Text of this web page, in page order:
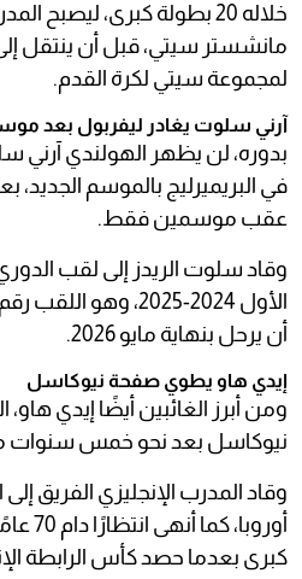
خلاله 20 بطولة كبرى، ليصبح
مانشستر سيتي، قبل أن ينتقل
لمجموعة سيتي لكرة القدم.
آرني سلوت يغادر ليفربول بعد
بدوره، لن يظهر الهولندي آرني
في البريميرليج بالموسم الجديد،
عقب موسمين فقط.
وقاد سلوت الريدز إلى لقب
أن يرحل بنهاية مايو 2026.
إيدي هاو يطوي صفحة نيوكاسل
ومن أبرز الغائبين أيضًا إيدي
نيوكاسل بعد نحو خمس سنوات
وقاد المدرب الإنجليزي الفريق